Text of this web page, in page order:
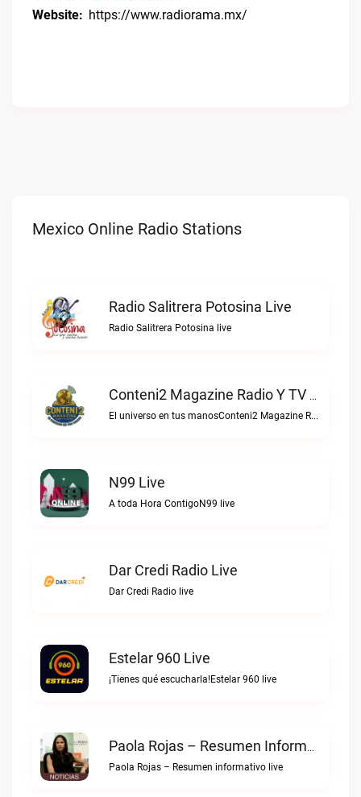
Website: https://www.radiorama.mx/
Mexico Online Radio Stations
Radio Salitrera Potosina Live
Radio Salitrera Potosina live
Conteni2 Magazine Radio Y TV Digital Live
El universo en tus manosConteni2 Magazine Radio y TV Digital live
N99 Live
A toda Hora ContigoN99 live
Dar Credi Radio Live
Dar Credi Radio live
Estelar 960 Live
¡Tienes qué escucharla!Estelar 960 live
Paola Rojas – Resumen Informativo Live
Paola Rojas – Resumen informativo live